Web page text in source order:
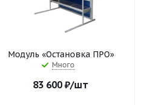
Модуль «Остановка ПРО»
Много
83 600₽/шт